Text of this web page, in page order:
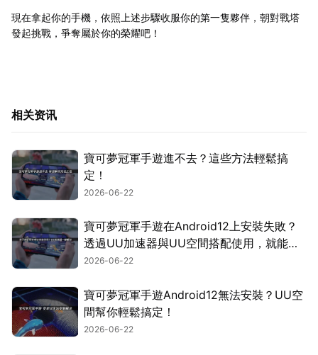
現在拿起你的手機，依照上述步驟收服你的第一隻夥伴，朝對戰塔
發起挑戰，爭奪屬於你的榮耀吧！
相关资讯
寶可夢冠軍手遊進不去？這些方法輕鬆搞
定！
2026-06-22
寶可夢冠軍手遊在Android12上安裝失敗？
透過UU加速器與UU空間搭配使用，就能輕
鬆搞定！
2026-06-22
寶可夢冠軍手遊Android12無法安裝？UU空
間幫你輕鬆搞定！
2026-06-22